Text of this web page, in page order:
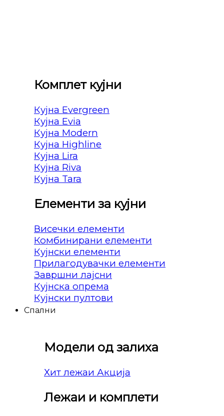
Комплет кујни
Кујна Evergreen
Кујна Evia
Кујна Modern
Кујна Highline
Кујна Lira
Кујна Riva
Кујна Tara
Елементи за кујни
Висечки елементи
Комбинирани елементи
Кујнски елементи
Прилагодувачки елементи
Завршни лајсни
Кујнска опрема
Кујнски пултови
Спални
Модели од залиха
Хит лежаи
Лежаи и комплети